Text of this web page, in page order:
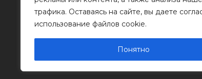
трафика. Оставаясь на сайте, вы даете
использование файлов cookie.
Понятно
Информационные материалы
для размещения на сайте их
© 2011 - 2026 Копирование